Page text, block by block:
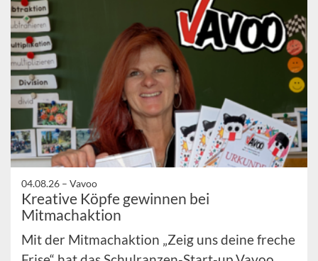
04.08.26 – Vavoo
Kreative Köpfe gewinnen bei
Mitmachaktion
Mit der Mitmachaktion „Zeig uns deine freche